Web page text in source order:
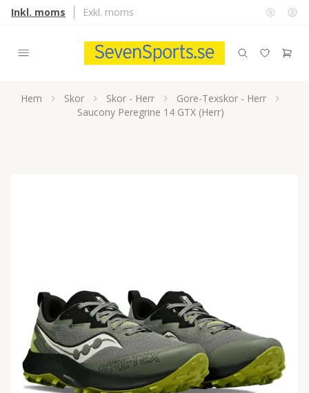
Inkl. moms Exkl. moms
Hem Skor Skor - Herr
Gore-Texskor - Herr
Saucony Peregrine 14 GTX (Herr)